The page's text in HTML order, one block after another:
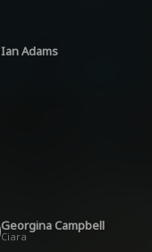
Ian Adams
Georgina Campbell
Ciara